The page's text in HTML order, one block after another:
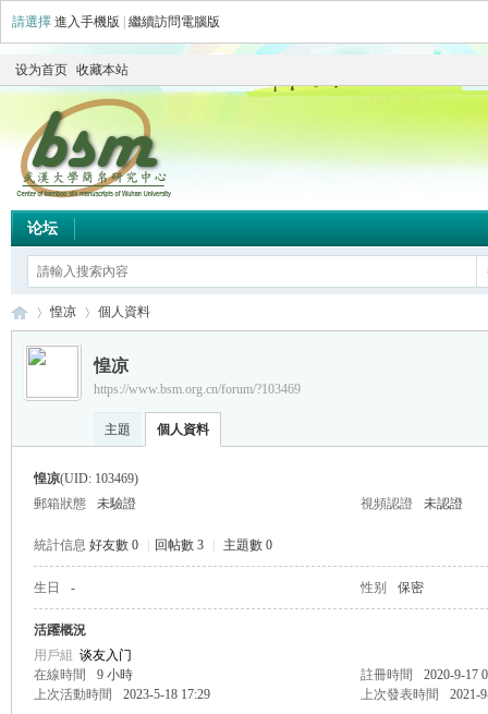
請選擇 進入手機版 繼續訪問電腦版
设为首页 收藏本站
论坛
›
惶凉
›
個人資料
惶凉
https://www.bsm.org.cn/forum/?103469
主題 個人資料
惶凉(UID: 103469)
郵箱狀態
未驗證 視頻認證 未認證
統計信息 好友數 0 回帖數 3 主題數 0
生日 - 性别 保密
活躍概況
用戶組 谈友入门
在線時間
9 小時 註冊時間
2020-9-17
上次活動時間
2023-5-18 17:29 上次發表時間 2021-